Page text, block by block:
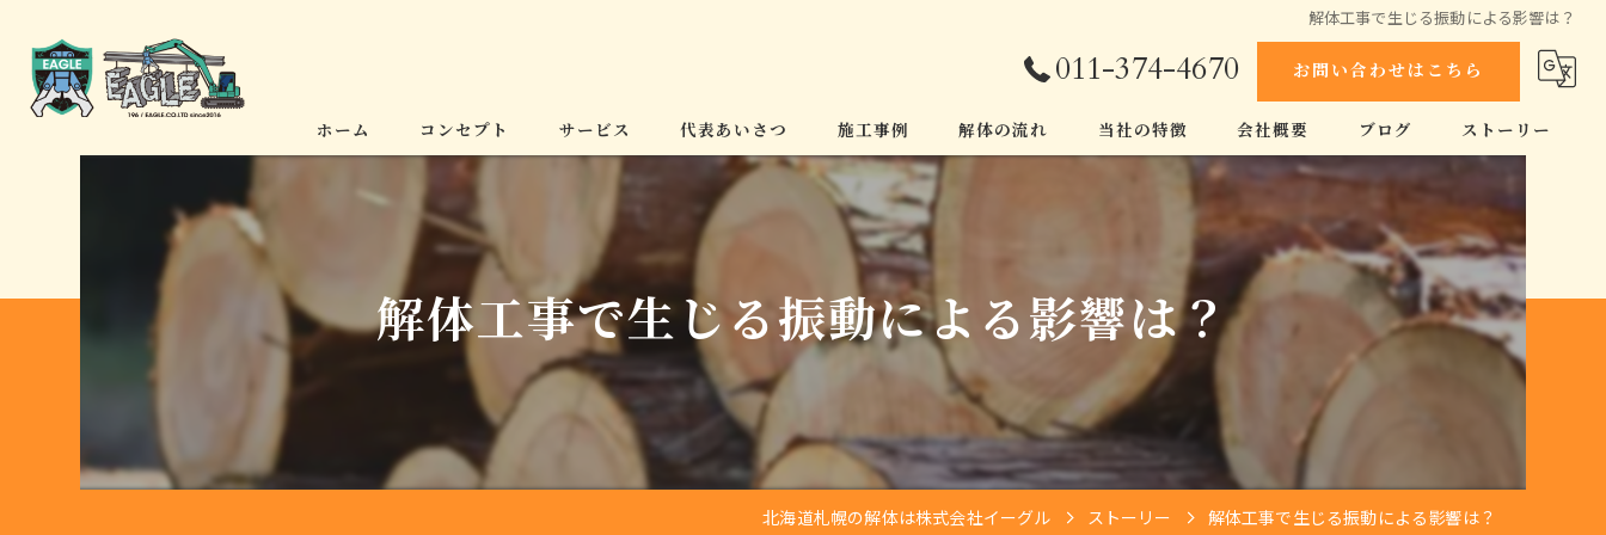
解体工事で生じる振動による影響は？
011-374-4670 お問い合わせはこちら
ホーム コンセプト サービス 代表あいさつ 施工事例 解体の流れ 当社の特徴
スケルトン工事
原状回復
伐採
家
会社概要 ブログ ストーリー
解体工事で生じる振動による影響は？
北海道札幌の解体は株式会社イーグル ストーリー 解体工事で生じる振動による影響は？